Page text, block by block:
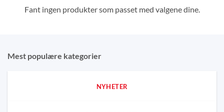
Fant ingen produkter som passet med valgene dine.
Mest populære kategorier
NYHETER